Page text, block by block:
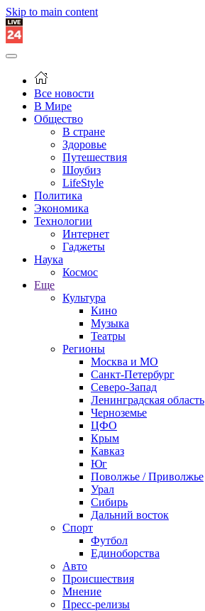
Skip to main content
Все новости
В Мире
Общество
В стране
Здоровье
Путешествия
Шоубиз
LifeStyle
Политика
Экономика
Технологии
Интернет
Гаджеты
Наука
Космос
Еще
Культура
Кино
Музыка
Театры
Регионы
Москва и МО
Санкт-Петербург
Северо-Запад
Ленинградская область
Черноземье
ЦФО
Крым
Кавказ
Юг
Поволжье / Приволжье
Урал
Сибирь
Дальний восток
Спорт
Футбол
Единоборства
Авто
Происшествия
Мнение
Пресс-релизы